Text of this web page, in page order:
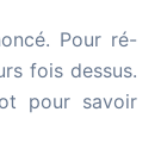
Pour ré-
fois dessus.
pour savoir